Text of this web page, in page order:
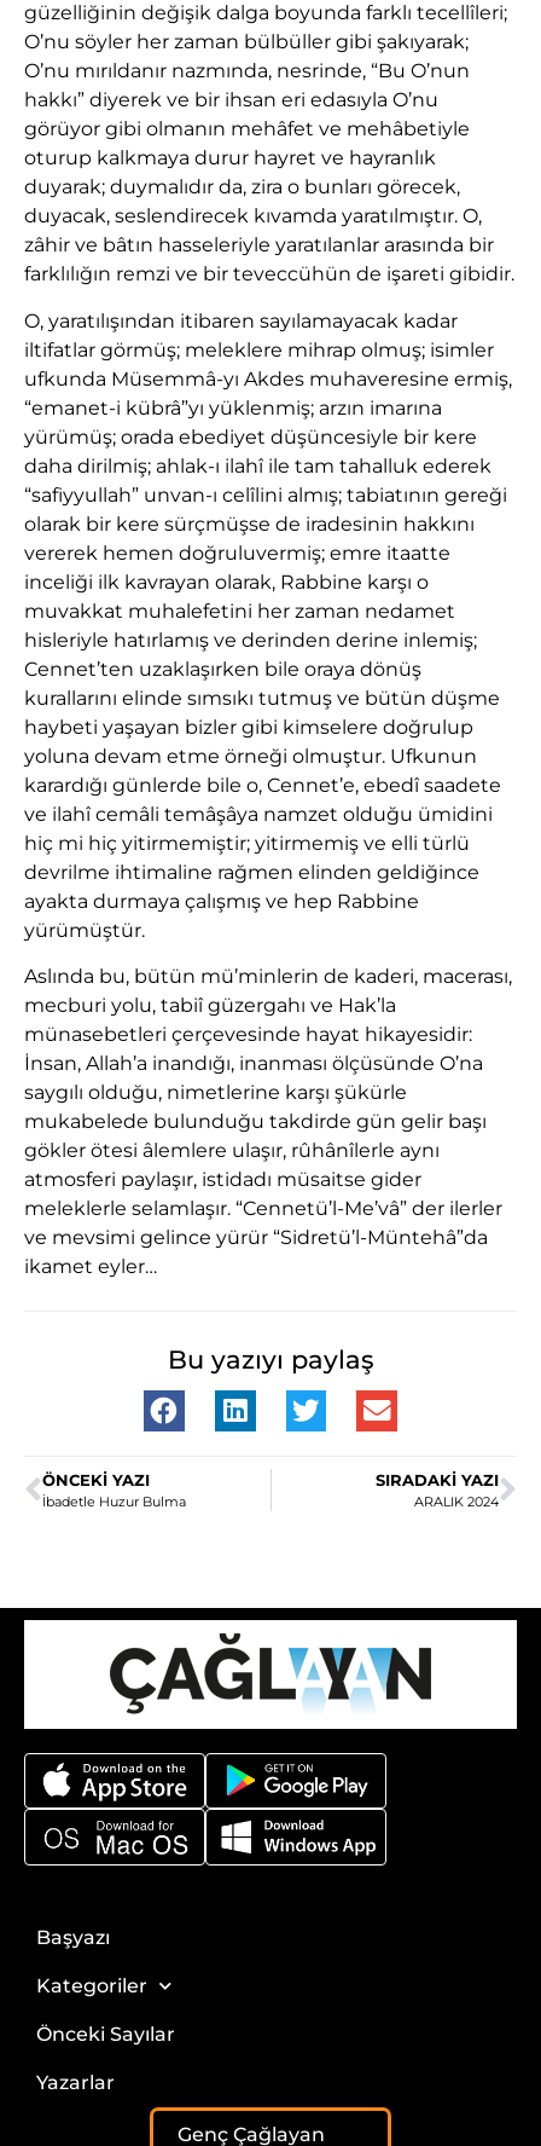
güzelliğinin değişik dalga boyunda farklı tecellîleri;
O’nu söyler her zaman bülbüller gibi şakıyarak;
O’nu mırıldanır nazmında, nesrinde, “Bu O’nun
hakkı” diyerek ve bir ihsan eri edasıyla O’nu
görüyor gibi olmanın mehâfet ve mehâbetiyle
oturup kalkmaya durur hayret ve hayranlık
duyarak; duymalıdır da, zira o bunları görecek,
duyacak, seslendirecek kıvamda yaratılmıştır. O,
zâhir ve bâtın hasseleriyle yaratılanlar arasında bir
farklılığın remzi ve bir teveccühün de işareti gibidir.
O, yaratılışından itibaren sayılamayacak kadar
iltifatlar görmüş; meleklere mihrap olmuş; isimler
ufkunda Müsemmâ-yı Akdes muhaveresine ermiş,
“emanet-i kübrâ”yı yüklenmiş; arzın imarına
yürümüş; orada ebediyet düşüncesiyle bir kere
daha dirilmiş; ahlak-ı ilahî ile tam tahalluk ederek
“safiyyullah” unvan-ı celîlini almış; tabiatının gereği
olarak bir kere sürçmüşse de iradesinin hakkını
vererek hemen doğruluvermiş; emre itaatte
inceliği ilk kavrayan olarak, Rabbine karşı o
muvakkat muhalefetini her zaman nedamet
hisleriyle hatırlamış ve derinden derine inlemiş;
Cennet’ten uzaklaşırken bile oraya dönüş
kurallarını elinde sımsıkı tutmuş ve bütün düşme
haybeti yaşayan bizler gibi kimselere doğrulup
yoluna devam etme örneği olmuştur. Ufkunun
karardığı günlerde bile o, Cennet’e, ebedî saadete
ve ilahî cemâli temâşâya namzet olduğu ümidini
hiç mi hiç yitirmemiştir; yitirmemiş ve elli türlü
devrilme ihtimaline rağmen elinden geldiğince
ayakta durmaya çalışmış ve hep Rabbine
yürümüştür.
Aslında bu, bütün mü’minlerin de kaderi, macerası,
mecburi yolu, tabiî güzergahı ve Hak’la
münasebetleri çerçevesinde hayat hikayesidir:
İnsan, Allah’a inandığı, inanması ölçüsünde O’na
saygılı olduğu, nimetlerine karşı şükürle
mukabelede bulunduğu takdirde gün gelir başı
gökler ötesi âlemlere ulaşır, rûhânîlerle aynı
atmosferi paylaşır, istidadı müsaitse gider
meleklerle selamlaşır. “Cennetü’l-Me’vâ” der ilerler
ve mevsimi gelince yürür “Sidretü’l-Müntehâ”da
ikamet eyler…
Bu yazıyı paylaş
ÖNCEKI YAZI
İbadetle Huzur Bulma
SIRADAKI YAZI
ARALIK 2024
Başyazı
Kategoriler
Önceki Sayılar
Yazarlar
Genç Çağlayan